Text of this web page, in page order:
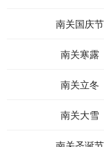
南关国庆节
南关寒露
南关立冬
南关大雪